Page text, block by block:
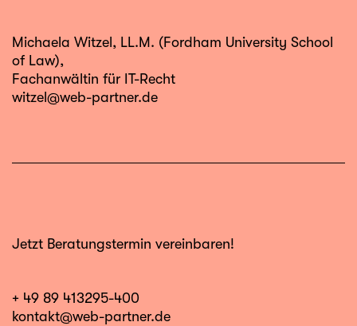
Michaela Witzel, LL.M. (Fordham University School
of Law),
Fachanwältin für IT-Recht
witzel@web-partner.de
Jetzt Beratungstermin vereinbaren!
+ 49 89 413295-400
kontakt@web-partner.de